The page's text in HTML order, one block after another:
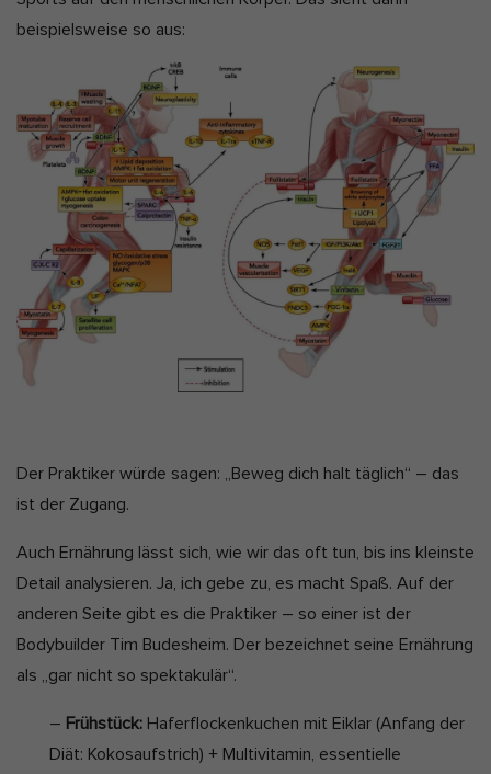
beispielsweise so aus:
Der Praktiker würde sagen: „Beweg dich halt täglich“ – das
ist der Zugang.
Auch Ernährung lässt sich, wie wir das oft tun, bis ins kleinste
Detail analysieren. Ja, ich gebe zu, es macht Spaß. Auf der
anderen Seite gibt es die Praktiker – so einer ist der
Bodybuilder Tim Budesheim. Der bezeichnet seine Ernährung
als „gar nicht so spektakulär“.
– Frühstück: Haferflockenkuchen mit Eiklar (Anfang der
Diät: Kokosaufstrich) + Multivitamin, essentielle